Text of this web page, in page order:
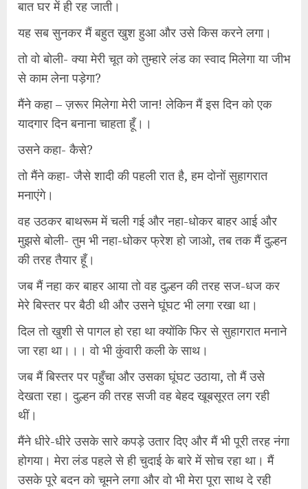
बात घर में ही रह जाती।
यह सब सुनकर मैं बहुत खुश हुआ और उसे किस करने लगा।
तो वो बोली- क्या मेरी चूत को तुम्हारे लंड का स्वाद मिलेगा या जीभ
से काम लेना पड़ेगा?
मैंने कहा – ज़रूर मिलेगा मेरी जान! लेकिन मैं इस दिन को एक
यादगार दिन बनाना चाहता हूँ।।
उसने कहा- कैसे?
तो मैंने कहा- जैसे शादी की पहली रात है, हम दोनों सुहागरात
मनाएंगे।
वह उठकर बाथरूम में चली गई और नहा-धोकर बाहर आई और
मुझसे बोली- तुम भी नहा-धोकर फ्रेश हो जाओ, तब तक मैं दुल्हन
की तरह तैयार हूँ।
जब मैं नहा कर बाहर आया तो वह दुल्हन की तरह सज-धज कर
मेरे बिस्तर पर बैठी थी और उसने घूंघट भी लगा रखा था।
दिल तो खुशी से पागल हो रहा था क्योंकि फिर से सुहागरात मनाने
जा रहा था।।। वो भी कुंवारी कली के साथ।
जब मैं बिस्तर पर पहुँचा और उसका घूंघट उठाया, तो मैं उसे
देखता रहा। दुल्हन की तरह सजी वह बेहद खूबसूरत लग रही
थीं।
मैंने धीरे-धीरे उसके सारे कपड़े उतार दिए और मैं भी पूरी तरह नंगा
होगया। मेरा लंड पहले से ही चुदाई के बारे में सोच रहा था। मैं
उसके पूरे बदन को चूमने लगा और वो भी मेरा पूरा साथ दे रही